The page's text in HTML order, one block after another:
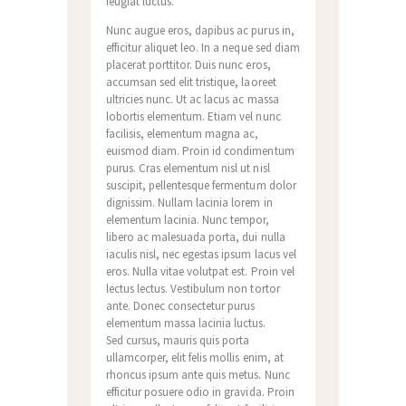
Nunc augue eros, dapibus ac purus in,
efficitur aliquet leo. In a neque sed diam
placerat porttitor. Duis nunc eros,
accumsan sed elit tristique, laoreet
ultricies nunc. Ut ac lacus ac massa
lobortis elementum. Etiam vel nunc
facilisis, elementum magna ac,
euismod diam. Proin id condimentum
purus. Cras elementum nisl ut nisl
suscipit, pellentesque fermentum dolor
dignissim. Nullam lacinia lorem in
elementum lacinia. Nunc tempor,
libero ac malesuada porta, dui nulla
iaculis nisl, nec egestas ipsum lacus vel
eros. Nulla vitae volutpat est. Proin vel
lectus lectus. Vestibulum non tortor
ante. Donec consectetur purus
elementum massa lacinia luctus.
Sed cursus, mauris quis porta
ullamcorper, elit felis mollis enim, at
rhoncus ipsum ante quis metus. Nunc
efficitur posuere odio in gravida. Proin